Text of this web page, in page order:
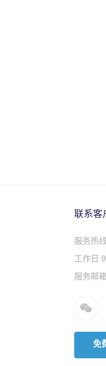
联系客
服务热
工作日
服务邮
免